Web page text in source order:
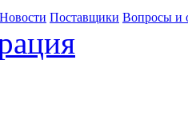
Новости Поставщики Вопросы и